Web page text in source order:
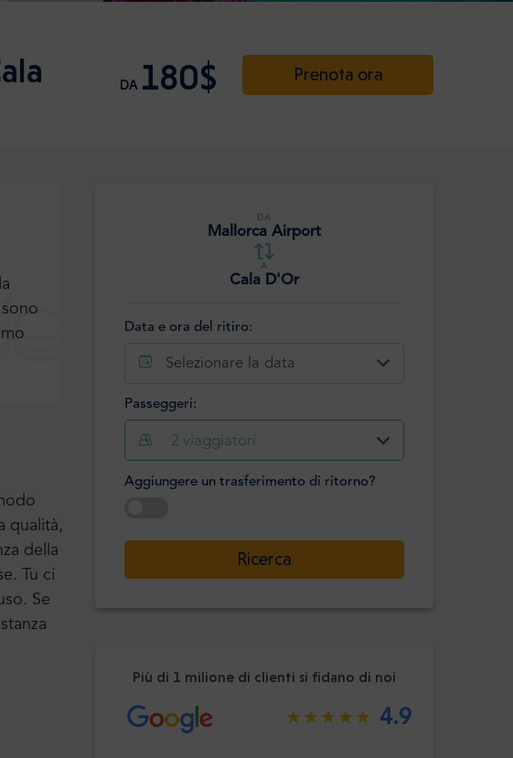
DA 180$ Prenota ora
DA
Mallorca Airport
A
Cala D'Or
Data e ora del ritiro:
Selezionare la data
Ora
:
Minuto
Confermare
Passeggeri:
2 viaggiatori
Aggiungere un trasferimento di ritorno?
Ricerca
Più di 1 milione di clienti si fidano di noi
4.9
qualità,
della
Tu ci
Se